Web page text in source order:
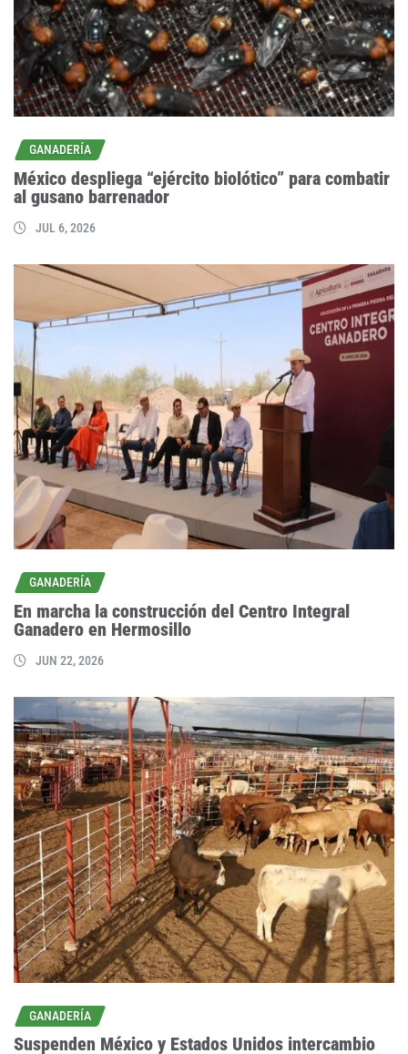
GANADERÍA
México despliega “ejército biolótico” para combatir
al gusano barrenador
JUL 6, 2026
GANADERÍA
En marcha la construcción del Centro Integral
Ganadero en Hermosillo
JUN 22, 2026
GANADERÍA
Suspenden México y Estados Unidos intercambio